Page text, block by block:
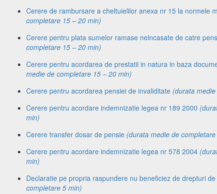
Cerere de rambursare a cheltuielilor anexa nr 15 la normele
completare 15 – 20 min)
Cerere pentru plata sumelor ramase neincasate de catre
completare 15 – 20 min)
Cerere pentru acordarea de prestatii in natura in baza
medie de completare 15 – 20 min)
Cerere pentru acordarea pensiei de invaliditate (durata
Cerere pentru acordare indemnizatie legea nr 189 2000
min)
Cerere transfer dosar de pensie (durata medie de
Cerere pentru acordare indemnizatie legea nr 578 2004
min)
Declaratie pe propria raspundere nu beneficiez de drepturi
completare 5 min)